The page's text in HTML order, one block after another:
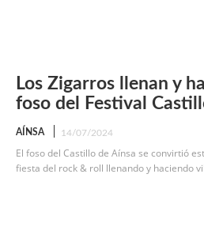
Los Zigarros llenan y
foso del Festival
AÍNSA 14/07/2024
El foso del Castillo de Aínsa se convirtió
fiesta del rock & roll llenando y haciendo